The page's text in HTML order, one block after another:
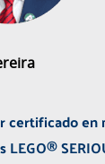
certificado en
LEGO®